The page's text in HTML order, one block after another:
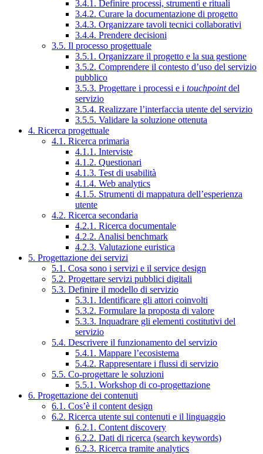
3.4.1. Definire processi, strumenti e rituali
3.4.2. Curare la documentazione di progetto
3.4.3. Organizzare tavoli tecnici collaborativi
3.4.4. Prendere decisioni
3.5. Il processo progettuale
3.5.1. Organizzare il progetto e la sua gestione
3.5.2. Comprendere il contesto d’uso del servizio
pubblico
3.5.3. Progettare i processi e i touchpointdel
servizio
3.5.4. Realizzare l’interfaccia utente del servizio
3.5.5. Validare la soluzione ottenuta
4. Ricerca progettuale
4.1. Ricerca primaria
4.1.1. Interviste
4.1.2. Questionari
4.1.3. Test di usabilità
4.1.4. Web analytics
4.1.5. Strumenti di mappatura dell’esperienza
utente
4.2. Ricerca secondaria
4.2.1. Ricerca documentale
4.2.2. Analisi benchmark
4.2.3. Valutazione euristica
5. Progettazione dei servizi
5.1. Cosa sono i servizi e il service design
5.2. Progettare servizi pubblici digitali
5.3. Definire il modello di servizio
5.3.1. Identificare gli attori coinvolti
5.3.2. Formulare la proposta di valore
5.3.3. Inquadrare gli elementi costitutivi del
servizio
5.4. Descrivere il funzionamento del servizio
5.4.1. Mappare l’ecosistema
5.4.2. Rappresentare i flussi di servizio
5.5. Co-progettare le soluzioni
5.5.1. Workshop di co-progettazione
6. Progettazione dei contenuti
6.1. Cos’è il content design
6.2. Ricerca utente sui contenuti e il linguaggio
6.2.1. Content discovery
6.2.2. Dati di ricerca (search keywords)
6.2.3. Ricerca tramite analytics